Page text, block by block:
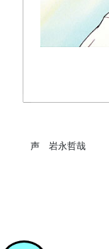
声 岩永哲哉